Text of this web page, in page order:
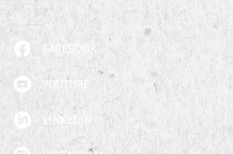
FACEBOOK
YOUTUBE
LINKEDIN